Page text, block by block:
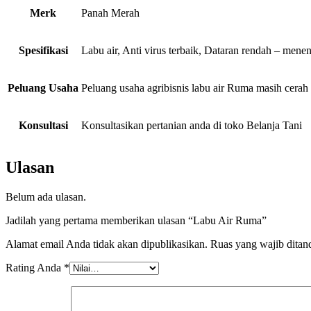
Merk Panah Merah
Spesifikasi Labu air, Anti virus terbaik, Dataran rendah –
Peluang Usaha Peluang usaha agribisnis labu air Ruma masih
Konsultasi Konsultasikan pertanian anda di toko Belanja Tani
Ulasan
Belum ada ulasan.
Jadilah yang pertama memberikan ulasan “Labu Air Ruma”
Alamat email Anda tidak akan dipublikasikan. Ruas yang wajib
Rating Anda *